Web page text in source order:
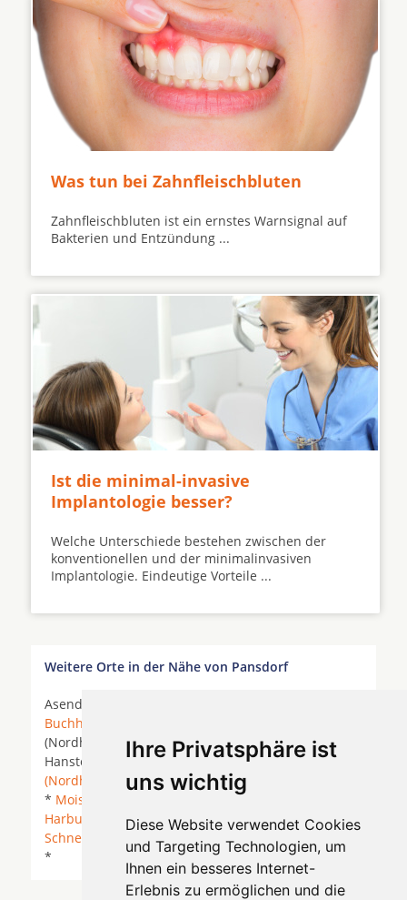
Ihre Privatsphäre ist
uns wichtig
Diese Website verwendet Cookies
und Targeting Technologien, um
Ihnen ein besseres Internet-
Erlebnis zu ermöglichen und die
Was tun bei Zahnfleischbluten
Zahnfleischbluten ist ein ernstes Warnsignal auf
Bakterien und Entzündung ...
Ist die minimal-invasive
Implantologie besser?
Welche Unterschiede bestehen zwischen der
konventionellen und der minimalinvasiven
Implantologie. Eindeutige Vorteile ...
Weitere Orte in der Nähe von Pansdorf
Asendorf (Nordheide) *
Buchholz in der Nordheide
(Nordheide) *Hamburg* Handeloh *Hanstedt*
Hanstedt (Nordheide) * Harmstorf * Heidenau
(Nordheide)
* Hollenstedt*Jesteburg
* Moisburg
Rosengarten (Kreis
Harburg)
* Rosengarten (Landkreis Harburg) *
Schneverdingen
*Seevetal Tostedt
* Wenzendorf
*